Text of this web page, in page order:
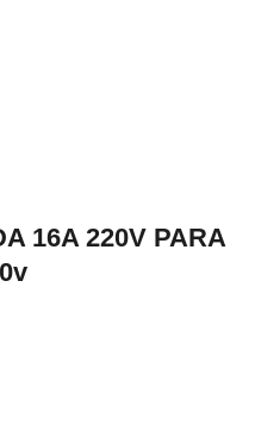
16A 220V PARA